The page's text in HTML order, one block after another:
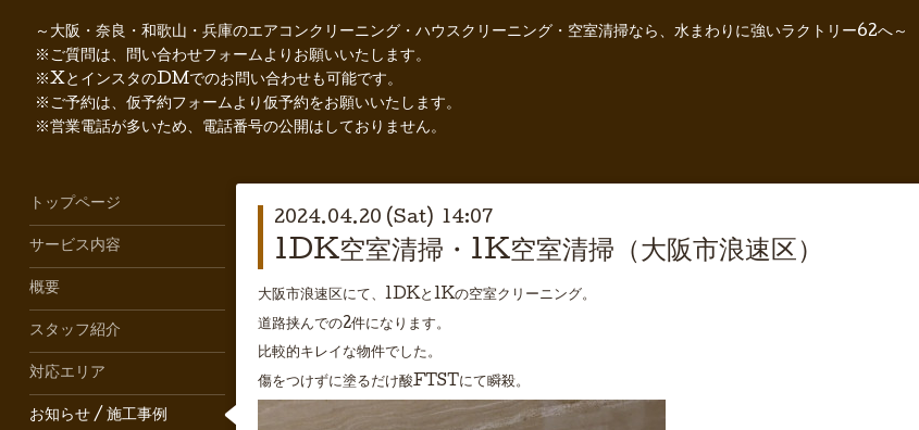
～大阪・奈良・和歌山・兵庫のエアコンクリーニング・ハウスクリーニング・空室清掃なら、水まわりに強いラクトリー62へ～
※ご質問は、問い合わせフォームよりお願いいたします。
※XとインスタのDMでのお問い合わせも可能です。
※ご予約は、仮予約フォームより仮予約をお願いいたします。
※営業電話が多いため、電話番号の公開はしておりません。
2024.04.20 (Sat) 14:07
1DK空室清掃・1K空室清掃（大阪市浪速区）
大阪市浪速区にて、1DKと1Kの空室クリーニング。
道路挟んでの2件になります。
比較的キレイな物件でした。
傷をつけずに塗るだけ酸FTSTにて瞬殺。
トップページ
サービス内容
概要
スタッフ紹介
対応エリア
お知らせ / 施工事例